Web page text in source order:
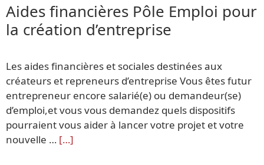
Aides financières Pôle Emploi pour
la création d’entreprise
Les aides financières et sociales destinées aux
créateurs et repreneurs d’entreprise Vous êtes futur
entrepreneur encore salarié(e) ou demandeur(se)
d’emploi,et vous vous demandez quels dispositifs
pourraient vous aider à lancer votre projet et votre
nouvelle … […]